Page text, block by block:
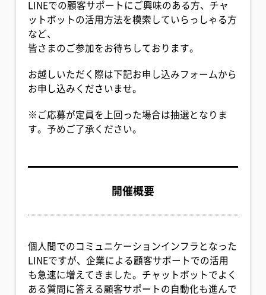
LINEでの顧客サポートにご興味のある方、チャ
ットボットの活用方法を模索していらっしゃる方
など、
皆さまのご参加をお待ちしております。
お越しいただく際は下記お申し込みフォームから
お申し込みくださいませ。
※ご応募が定員を上回った場合は抽選となりま
す。予めご了承ください。
開催概要
個人間でのコミュニケーションインフラとなった
LINEですが、企業による顧客サポートでの活用
も急速に増えてきました。チャットボットでよく
ある質問に答える顧客サポートの自動化も進んで